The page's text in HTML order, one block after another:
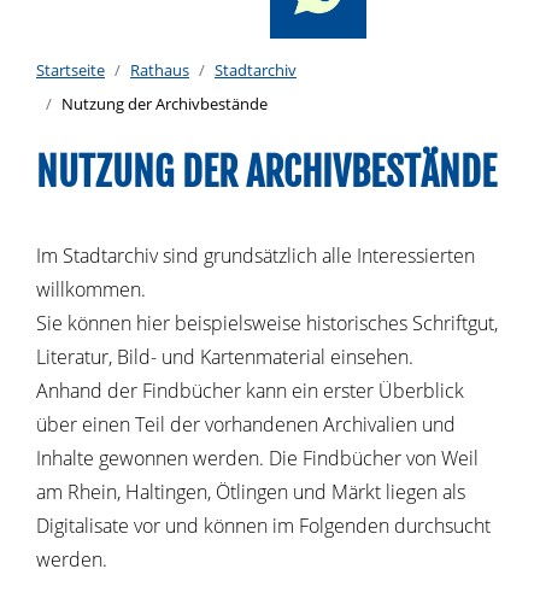
Startseite Rathaus
Stadtarchiv
Nutzung der Archivbestände
NUTZUNG DER ARCHIVBESTÄNDE
Im Stadtarchiv sind grundsätzlich alle Interessierten
willkommen.
Sie können hier beispielsweise historisches Schriftgut,
Literatur, Bild- und Kartenmaterial einsehen.
Anhand der Findbücher kann ein erster Überblick
über einen Teil der vorhandenen Archivalien und
Inhalte gewonnen werden. Die Findbücher von Weil
am Rhein, Haltingen, Ötlingen und Märkt liegen als
Digitalisate vor und können im Folgenden durchsucht
werden.